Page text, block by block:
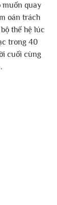
muốn quay
oán trách
thế hệ lúc
trong 40
cuối cùng